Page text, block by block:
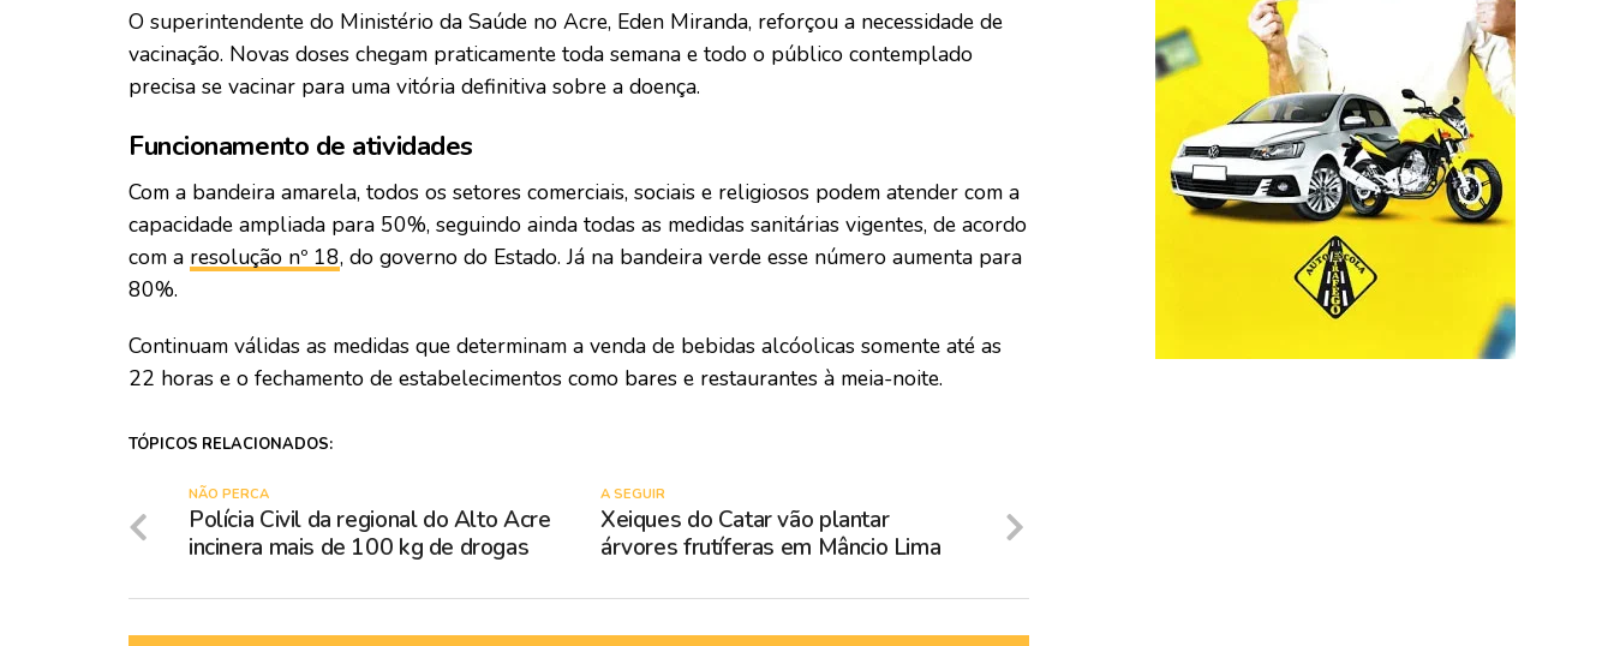
O superintendente do Ministério da Saúde no Acre, Eden Miranda, reforçou a necessidade de
vacinação. Novas doses chegam praticamente toda semana e todo o público contemplado
precisa se vacinar para uma vitória definitiva sobre a doença.
Funcionamento de atividades
Com a bandeira amarela, todos os setores comerciais, sociais e religiosos podem atender com a
capacidade ampliada para 50%, seguindo ainda todas as medidas sanitárias vigentes, de acordo
com a resolução nº 18, do governo do Estado. Já na bandeira verde esse número aumenta para
80%.
Continuam válidas as medidas que determinam a venda de bebidas alcóolicas somente até as
22 horas e o fechamento de estabelecimentos como bares e restaurantes à meia-noite.
TÓPICOS RELACIONADOS:
A SEGUIR
Xeiques do Catar vão plantar
árvores frutíferas em Mâncio Lima
NÃO PERCA
Polícia Civil da regional do Alto Acre
incinera mais de 100 kg de drogas